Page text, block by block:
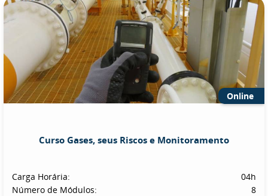
Online
Curso Gases, seus Riscos e Monitoramento
Carga Horária:
04h
Número de Módulos:
8